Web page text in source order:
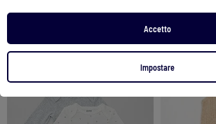
Accetto
Impostare